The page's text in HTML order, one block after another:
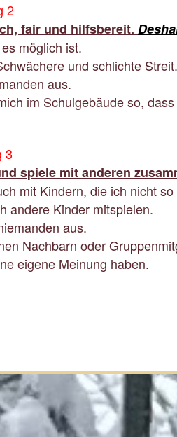
2
fair und hilfsbereit.
möglich ist.
und schlichte Streit.
aus.
im Schulgebäude so,
3
spiele mit anderen
mit Kindern, die ich nicht
andere Kinder mitspielen.
aus.
Nachbarn oder
eigene Meinung haben.